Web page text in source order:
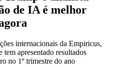
de IA é melhor
internacionais da Empiricus,
tem apresentado resultados
no 1º trimestre do ano